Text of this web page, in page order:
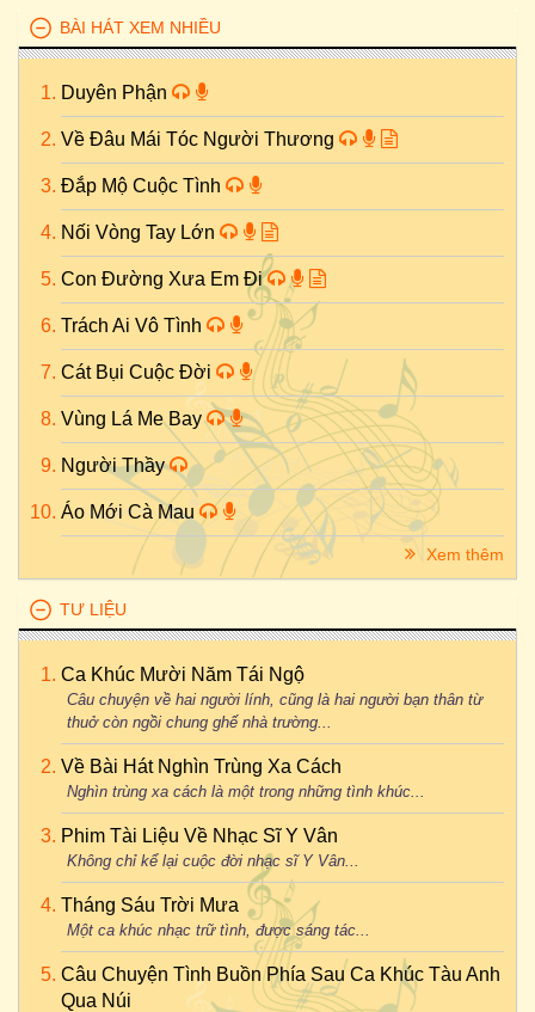
BÀI HÁT XEM NHIỀU
Duyên Phận
Về Đâu Mái Tóc Người Thương
Đắp Mộ Cuộc Tình
Nối Vòng Tay Lớn
Con Đường Xưa Em Đi
Trách Ai Vô Tình
Cát Bụi Cuộc Đời
Vùng Lá Me Bay
Người Thầy
Áo Mới Cà Mau
Xem thêm
TƯ LIỆU
Ca Khúc Mười Năm Tái Ngộ
Câu chuyện về hai người lính, cũng là hai người bạn thân từ
thuở còn ngồi chung ghế nhà trường...
Về Bài Hát Nghìn Trùng Xa Cách
Nghìn trùng xa cách là một trong những tình khúc...
Phim Tài Liệu Về Nhạc Sĩ Y Vân
Không chỉ kể lại cuộc đời nhạc sĩ Y Vân...
Tháng Sáu Trời Mưa
Một ca khúc nhạc trữ tình, được sáng tác...
Câu Chuyện Tình Buồn Phía Sau Ca Khúc Tàu Anh
Qua Núi